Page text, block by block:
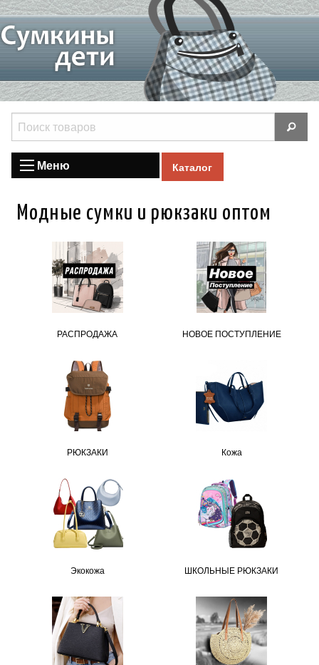
Меню Каталог
Модные сумки и рюкзаки оптом
РАСПРОДАЖА НОВОЕ ПОСТУПЛЕНИЕ
РЮКЗАКИ Кожа
Экокожа ШКОЛЬНЫЕ РЮКЗАКИ